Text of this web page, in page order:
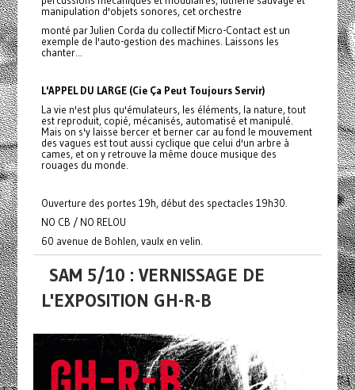
manipulation d'objets sonores, cet orchestre
monté par Julien Corda du collectif Micro-Contact est un
exemple de l'auto-gestion des machines. Laissons les
chanter...
L'APPEL DU LARGE (Cie Ça Peut Toujours Servir)
La vie n'est plus qu'émulateurs, les éléments, la nature, tout
est reproduit, copié, mécanisés, automatisé et manipulé.
Mais on s'y laisse bercer et berner car au fond le mouvement
des vagues est tout aussi cyclique que celui d'un arbre à
cames, et on y retrouve la même douce musique des
rouages du monde.
Ouverture des portes 19h, début des spectacles 19h30.
NO CB / NO RELOU
60 avenue de Bohlen, vaulx en velin.
SAM 5/10 : VERNISSAGE DE
L'EXPOSITION GH-R-B